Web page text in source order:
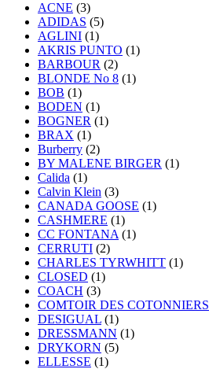
ACNE (3)
ADIDAS (5)
AGLINI (1)
AKRIS PUNTO (1)
BARBOUR (2)
BLONDE No 8 (1)
BOB (1)
BODEN (1)
BOGNER (1)
BRAX (1)
Burberry (2)
BY MALENE BIRGER (1)
Calida (1)
Calvin Klein (3)
CANADA GOOSE (1)
CASHMERE (1)
CC FONTANA (1)
CERRUTI (2)
CHARLES TYRWHITT (1)
CLOSED (1)
COACH (3)
COMTOIR DES COTONNIERS
DESIGUAL (1)
DRESSMANN (1)
DRYKORN (5)
ELLESSE (1)